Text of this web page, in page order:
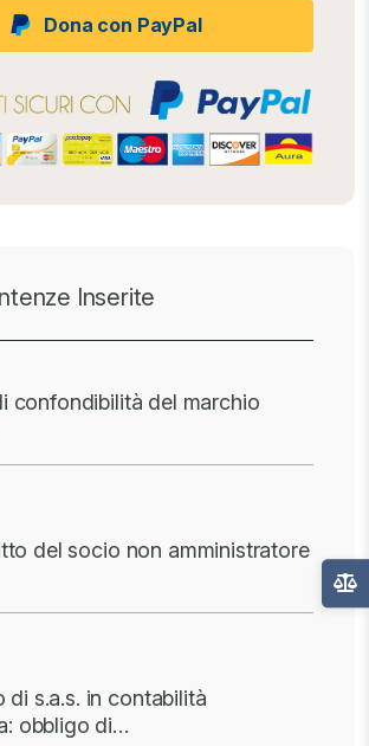
Dona con PayPal
Inserite
confondibilità del marchio
del socio non amministratore
di s.a.s. in contabilità
obbligo di…